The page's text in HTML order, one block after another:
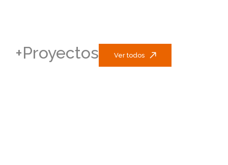
+Proyectos Ver todos